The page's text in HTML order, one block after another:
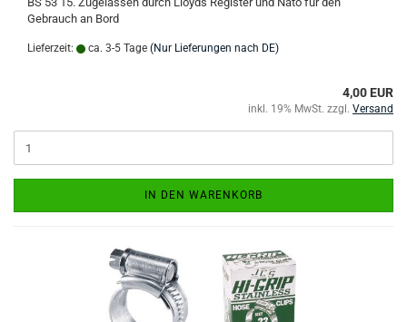
Gebrauch an Bord
Lieferzeit: ca. 3-5 Tage (Nur Lieferungen nach DE)
4,00 EUR
inkl. 19% MwSt. zzgl. Versand
IN DEN WARENKORB